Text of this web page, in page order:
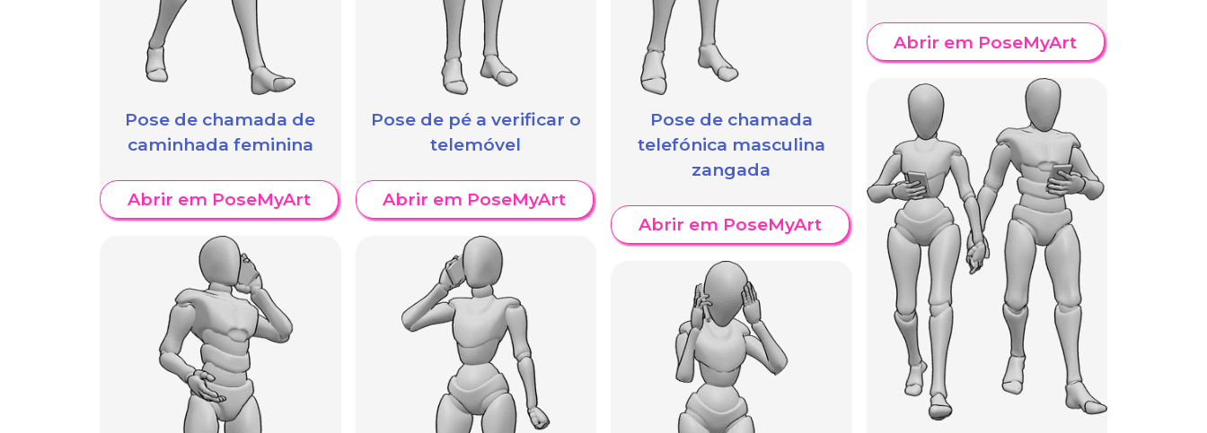
Pose de chamada de
caminhada feminina
Abrir em PoseMyArt
Pose de pé a verificar o
telemóvel
Abrir em PoseMyArt
Pose de chamada
telefónica masculina
zangada
Abrir em PoseMyArt
Abrir em PoseMyArt